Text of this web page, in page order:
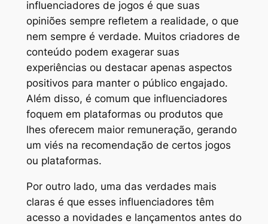
influenciadores de jogos é que suas
opiniões sempre refletem a realidade, o que
nem sempre é verdade. Muitos criadores de
conteúdo podem exagerar suas
experiências ou destacar apenas aspectos
positivos para manter o público engajado.
Além disso, é comum que influenciadores
foquem em plataformas ou produtos que
lhes oferecem maior remuneração, gerando
um viés na recomendação de certos jogos
ou plataformas.
Por outro lado, uma das verdades mais
claras é que esses influenciadores têm
acesso a novidades e lançamentos antes do